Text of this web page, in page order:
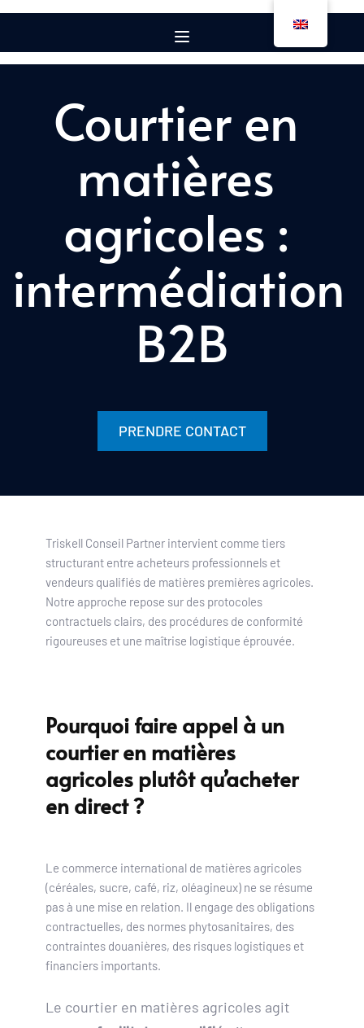
Courtier en
matières
agricoles :
intermédiation
B2B
PRENDRE CONTACT
Triskell Conseil Partner intervient comme tiers
structurant entre acheteurs professionnels et
vendeurs qualifiés de matières premières agricoles.
Notre approche repose sur des protocoles
contractuels clairs, des procédures de conformité
rigoureuses et une maîtrise logistique éprouvée.
Pourquoi faire appel à un
courtier en matières
agricoles plutôt qu’acheter
en direct ?
Le commerce international de matières agricoles
(céréales, sucre, café, riz, oléagineux) ne se résume
pas à une mise en relation. Il engage des obligations
contractuelles, des normes phytosanitaires, des
contraintes douanières, des risques logistiques et
financiers importants.
Le courtier en matières agricoles agit